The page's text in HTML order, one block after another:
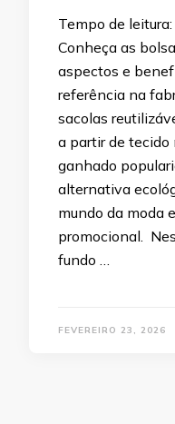
Tempo de leitura:
Conheça as
aspectos e
referência na
sacolas
a partir de
ganhado
alternativa
mundo da moda
promocional.
fundo …
FEVEREIRO 23, 2026